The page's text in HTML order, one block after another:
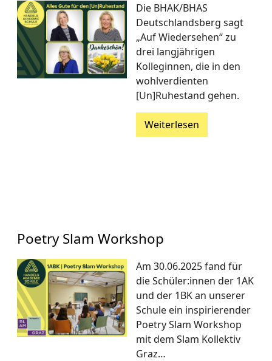
Die BHAK/BHAS
Deutschlandsberg sagt
„Auf Wiedersehen“ zu
drei langjährigen
Kolleginnen, die in den
wohlverdienten
[Un]Ruhestand gehen.
Weiterlesen
Poetry Slam Workshop
Am 30.06.2025 fand für
die Schüler:innen der 1AK
und der 1BK an unserer
Schule ein inspirierender
Poetry Slam Workshop
mit dem Slam Kollektiv
Graz…